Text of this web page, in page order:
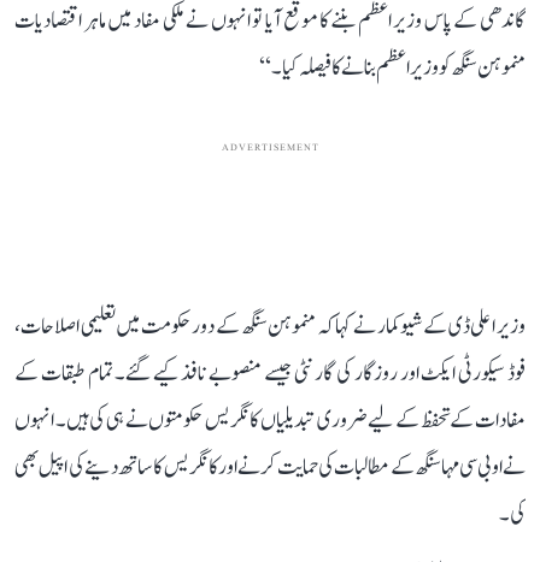
گاندھی کے پاس وزیر اعظم بننے کا موقع آیا تو انہوں نے ملکی مفاد میں ماہر اقتصادیات
منموہن سنگھ کو وزیر اعظم بنانے کا فیصلہ کیا۔‘‘
ADVERTISEMENT
وزیر اعلی ڈی کے شیوکمار نے کہا کہ منموہن سنگھ کے دور حکومت میں تعلیمی اصلاحات،
فوڈ سیکورٹی ایکٹ اور روزگار کی گارنٹی جیسے منصوبے نافذ کیے گئے۔ تمام طبقات کے
مفادات کے تحفظ کے لیے ضروری تبدیلیاں کانگریس حکومتوں نے ہی کی ہیں۔ انہوں
نے او بی سی مہاسنگھ کے مطالبات کی حمایت کرنے اور کانگریس کا ساتھ دینے کی اپیل بھی
کی۔